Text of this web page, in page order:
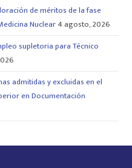
de méritos de la fase
Nuclear4 agosto, 2026
supletoria para Técnico
admitidas y excluidas en el
en Documentación